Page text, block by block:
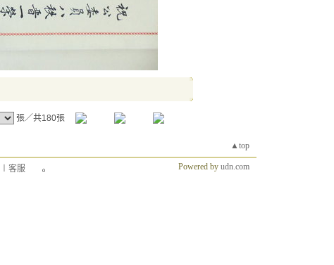
張／共180張
▲top
客服 Powered by udn.com